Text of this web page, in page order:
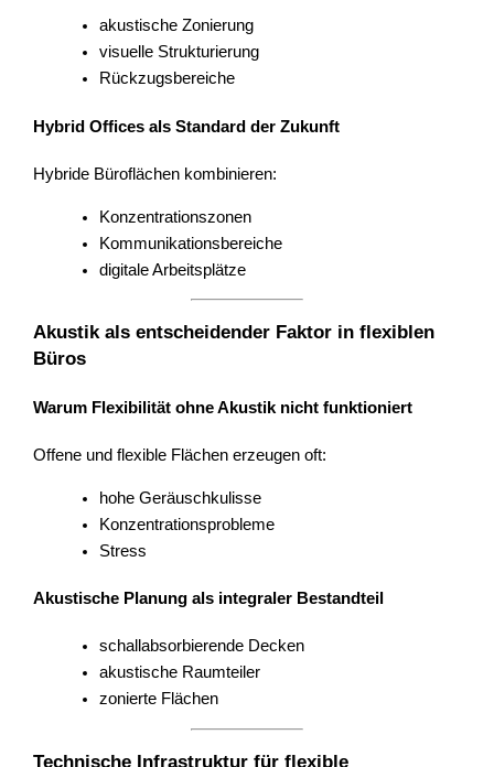
akustische Zonierung
visuelle Strukturierung
Rückzugsbereiche
Hybrid Offices als Standard der Zukunft
Hybride Büroflächen kombinieren:
Konzentrationszonen
Kommunikationsbereiche
digitale Arbeitsplätze
Akustik als entscheidender Faktor in flexiblen
Büros
Warum Flexibilität ohne Akustik nicht funktioniert
Offene und flexible Flächen erzeugen oft:
hohe Geräuschkulisse
Konzentrationsprobleme
Stress
Akustische Planung als integraler Bestandteil
schallabsorbierende Decken
akustische Raumteiler
zonierte Flächen
Technische Infrastruktur für flexible